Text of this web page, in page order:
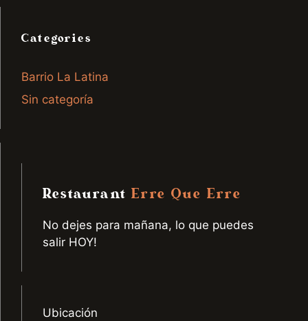
Categories
Barrio La Latina
Sin categoría
RestaurantErre Que Erre
No dejes para mañana, lo que puedes
salir HOY!
Ubicación